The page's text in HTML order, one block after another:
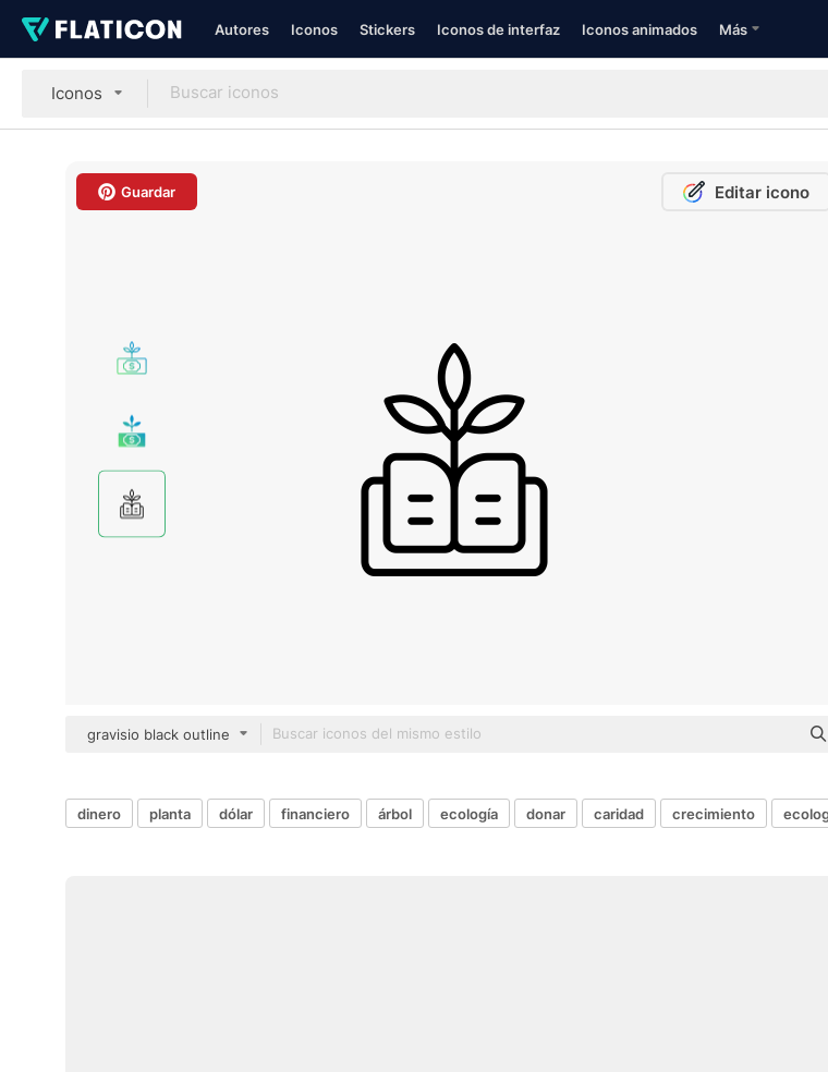
Autores Iconos Stickers Iconos de interfaz Iconos animados Más
Iconos
Guardar Editar icono
gravisio black outline
dinero planta dólar financiero árbol ecología donar caridad crecimiento